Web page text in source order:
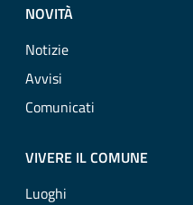
NOVITÀ
Notizie
Avvisi
Comunicati
VIVERE IL COMUNE
Luoghi